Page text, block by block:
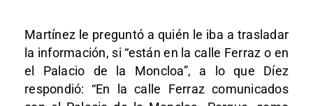
Martínez le preguntó a quién le iba a trasladar
la información, si “están en la calle Ferraz o en
el Palacio de la Moncloa”, a lo que Díez
respondió: “En la calle Ferraz comunicados